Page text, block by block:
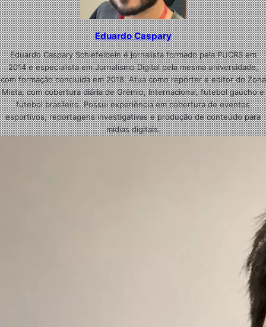
Eduardo Caspary
Eduardo Caspary Schiefelbein é jornalista formado pela PUCRS em
2014 e especialista em Jornalismo Digital pela mesma universidade,
com formação concluída em 2018. Atua como repórter e editor do Zona
Mista, com cobertura diária de Grêmio, Internacional, futebol gaúcho e
futebol brasileiro. Possui experiência em cobertura de eventos
esportivos, reportagens investigativas e produção de conteúdo para
mídias digitais.